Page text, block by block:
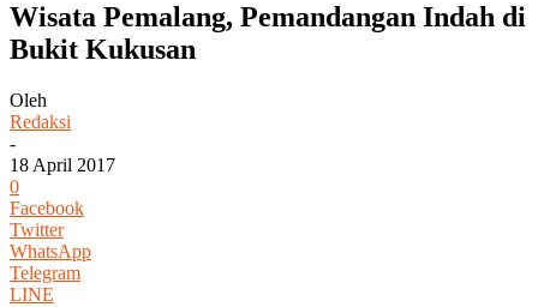
Wisata Pemalang, Pemandangan Indah di
Bukit Kukusan
Oleh
Redaksi
-
18 April 2017
0
Facebook
Twitter
WhatsApp
Telegram
LINE